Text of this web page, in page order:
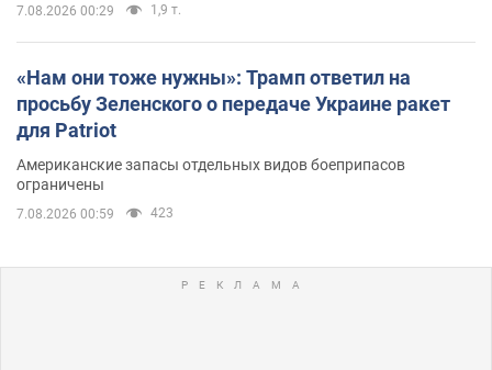
7.08.2026 00:29 1,9 т.
«Нам они тоже нужны»: Трамп ответил на
просьбу Зеленского о передаче Украине ракет
для Patriot
Американские запасы отдельных видов боеприпасов
ограничены
7.08.2026 00:59 423